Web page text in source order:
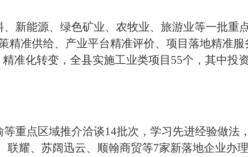
新能源、绿色矿业、农牧业、旅游业等一批重
精准供给、产业平台精准评价、项目落地精准服
准化转变，全县实施工业类项目55个，其中投
重点区域推介洽谈14批次，学习先进经验做法
联耀、苏阔迅云、顺翰商贸等7家新落地企业办